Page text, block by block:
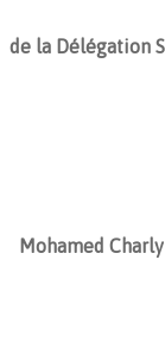
de la Délégation
Mohamed Charly